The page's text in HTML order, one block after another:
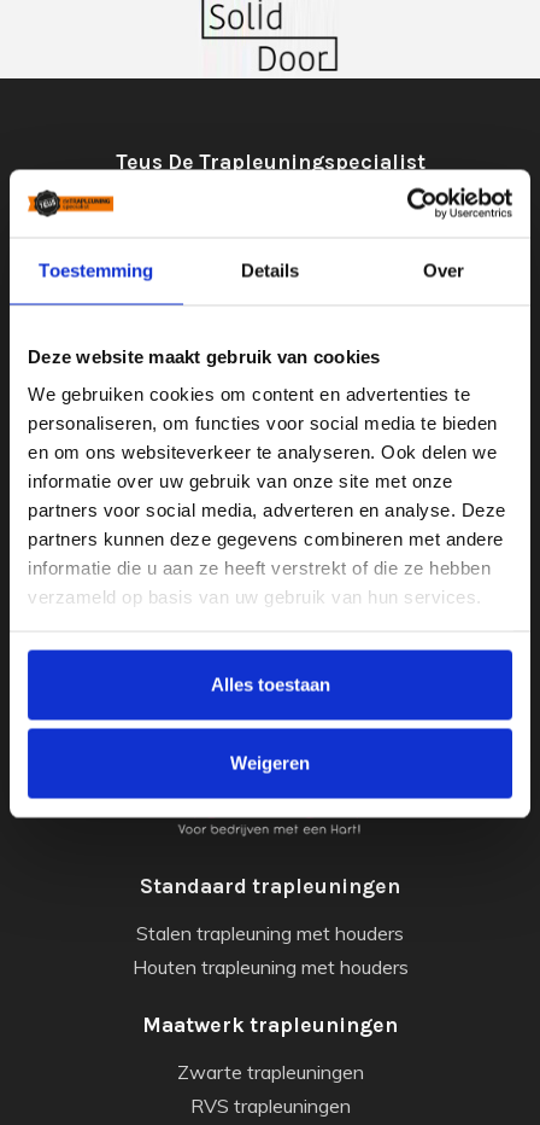
Toestemming Details Over
Deze website maakt gebruik van cookies
We gebruiken cookies om content en advertenties te
personaliseren, om functies voor social media te bieden
en om ons websiteverkeer te analyseren. Ook delen we
informatie over uw gebruik van onze site met onze
partners voor social media, adverteren en analyse. Deze
partners kunnen deze gegevens combineren met andere
informatie die u aan ze heeft verstrekt of die ze hebben
verzameld op basis van uw gebruik van hun services.
Alles toestaan
Weigeren
Teus De Trapleuningspecialist
info@mdgdesign.nl
Openingstijden
Ma t/m do
8.30 tot 17.30
Vrijdag
8.30 tot 13.00
Bezoek
Op afspraak
KvK - 86820796
BTW - NL864098261B01
Standaard trapleuningen
Stalen trapleuning met houders
Houten trapleuning met houders
Maatwerk trapleuningen
Zwarte trapleuningen
RVS trapleuningen